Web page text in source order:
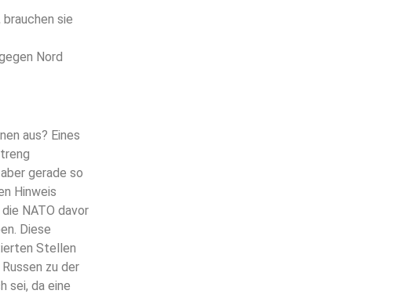
sie
Nord
aus? Eines
gerade so
Hinweis
NATO davor
Diese
Stellen
zu der
sei, da eine